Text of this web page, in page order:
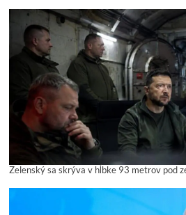
Zelenský sa skrýva v hĺbke 93 metrov pod